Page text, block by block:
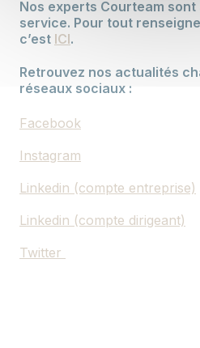
Nos experts Courteam sont
service. Pour tout
c’est ICI.
Retrouvez nos actualités
réseaux sociaux :
Facebook
Instagram
Linkedin (compte entreprise)
Linkedin (compte dirigeant)
Twitter